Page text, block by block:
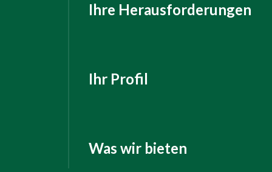
Ihre Herausforderungen
Sie entwerfen in einem
Ihr Profil
verwandten Fachgebiet.
Was wir bieten